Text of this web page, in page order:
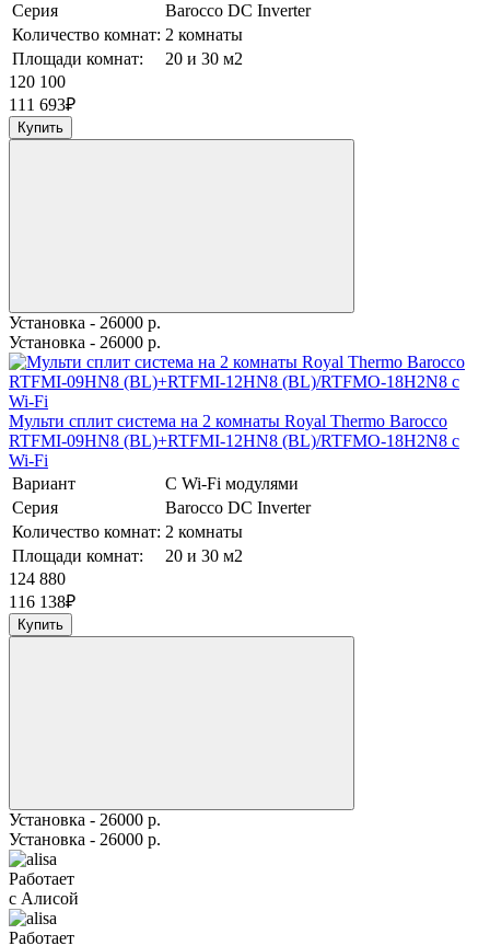
Серия
Barocco DC Inverter
Количество комнат: 2 комнаты
Площади комнат:
20 и 30 м2
120 100
111 693₽
Купить
Установка - 26000 р.
Установка - 26000 р.
Мульти сплит система на 2 комнаты Royal Thermo Barocco
RTFMI-09HN8 (BL)+RTFMI-12HN8 (BL)/RTFMO-18H2N8 с
Wi-Fi
Вариант
С Wi-Fi модулями
Серия
Barocco DC Inverter
Количество комнат: 2 комнаты
Площади комнат:
20 и 30 м2
124 880
116 138₽
Купить
Установка - 26000 р.
Установка - 26000 р.
Работает
с Алисой
Работает